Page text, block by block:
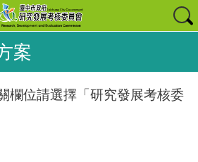
案
欄位請選擇「研究發展考核委